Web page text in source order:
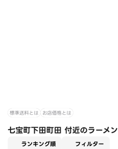
標準送料とは お店価格とは
七宝町下田町田 付近のラーメン
ランキング順 フィルター